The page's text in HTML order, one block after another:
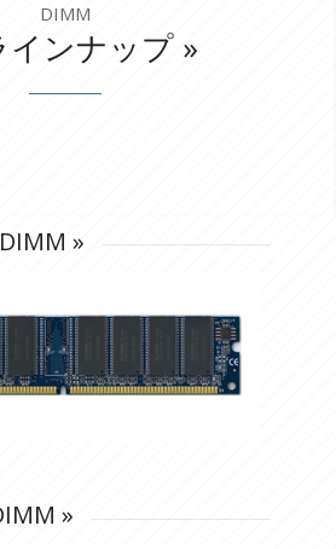
DIMM
インナップ »
»
»